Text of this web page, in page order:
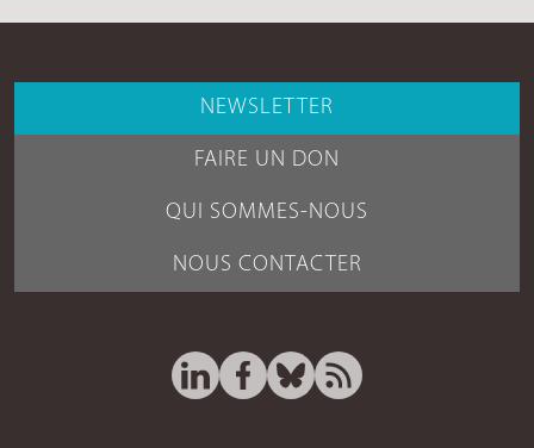
NEWSLETTER
FAIRE UN DON
QUI SOMMES-NOUS
NOUS CONTACTER